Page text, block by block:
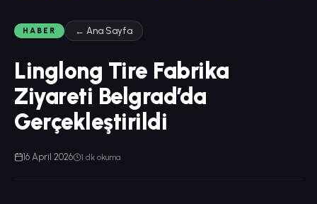
HABER ← Ana Sayfa
Linglong Tire Fabrika
Ziyareti Belgrad’da
Gerçekleştirildi
16 April 2026 1 dk okuma